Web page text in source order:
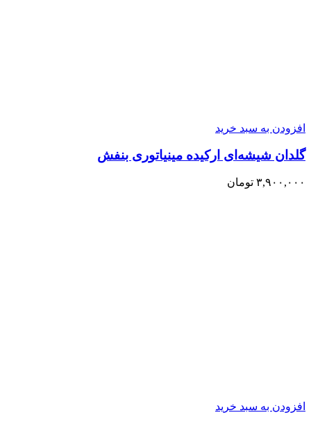
افزودن به سبد خرید
گلدان شیشه‌ای ارکیده مینیاتوری بنفش
۳,۹۰۰,۰۰۰ تومان
افزودن به سبد خرید